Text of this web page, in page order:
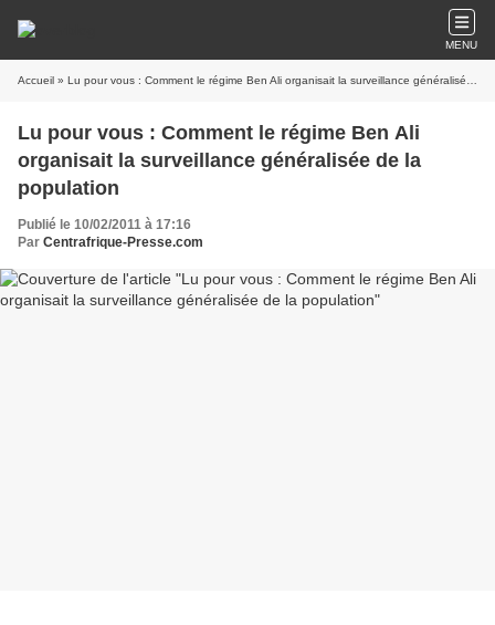
MENU
Accueil » Lu pour vous : Comment le régime Ben Ali organisait la surveillance généralisée de la population
Lu pour vous : Comment le régime Ben Ali
organisait la surveillance généralisée de la
population
Publié le 10/02/2011 à 17:16
Par Centrafrique-Presse.com